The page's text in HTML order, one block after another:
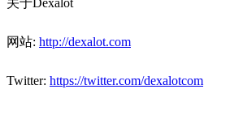
网站: http://dexalot.com
Twitter: https://twitter.com/dexalotcom